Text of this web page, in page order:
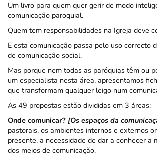
Um livro para quem quer gerir de modo
comunicação paroquial.
Quem tem responsabilidades na Igreja deve
E esta comunicação passa pelo uso correcto
de comunicação social.
Mas porque nem todas as paróquias têm ou
um especialista nesta área, apresentamos
que transformam qualquer leigo num
As 49 propostas estão divididas em 3 áreas:
Onde comunicar? [Os espaços da
pastorais, os ambientes internos e externos
presente, a necessidade de dar a conhecer a
dos meios de comunicação.